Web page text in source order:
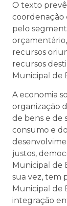
O texto
coordenação
pelo
recursos
recursos
Municipal de
A economia
organização
de bens e de
consumo e
justos,
Municipal de
sua vez, tem
Municipal de
integração